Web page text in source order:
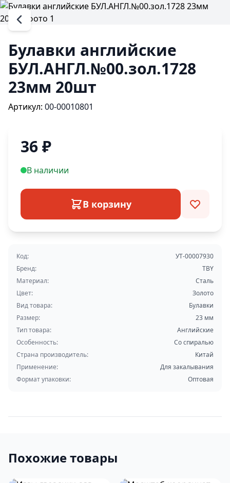
Булавки английские
БУЛ.АНГЛ.№00.зол.1728
23мм 20шт
Артикул: 00-00010801
36₽
В наличии
В корзину
Код:
УТ-00007930
Бренд:
TBY
Материал:
Сталь
Цвет:
Золото
Вид товара:
Булавки
Размер:
23 мм
Тип товара:
Английские
Особенность:
Со спиралью
Страна производитель:
Китай
Применение:
Для закалывания
Формат упаковки:
Оптовая
Похожие товары